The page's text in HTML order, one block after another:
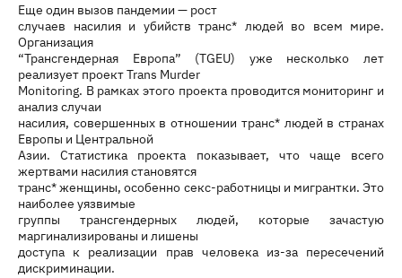
Еще один вызов пандемии — рост
случаев насилия и убийств транс* людей во всем мире.
Организация
“Трансгендерная Европа” (TGEU) уже несколько лет
реализует проект Trans Murder
Monitoring. В рамках этого проекта проводится мониторинг и
анализ случаи
насилия, совершенных в отношении транс* людей в странах
Европы и Центральной
Азии. Статистика проекта показывает, что чаще всего
жертвами насилия становятся
транс* женщины, особенно секс-работницы и мигрантки. Это
наиболее уязвимые
группы трансгендерных людей, которые зачастую
маргинализированы и лишены
доступа к реализации прав человека из-за пересечений
дискриминации.